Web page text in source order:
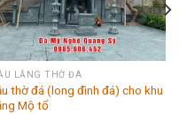
LĂNG THỜ ĐÁ
thờ đá (long đình đá) cho khu
Mộ tổ